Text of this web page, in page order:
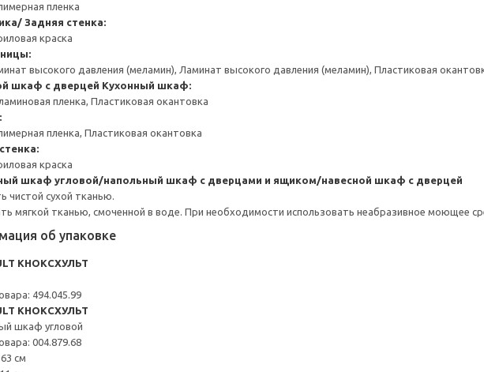
пленка
Задняя стенка:
краска
высокого давления (меламин), Ламинат высокого давления (меламин), Пластиковая
шкаф с дверцей Кухонный шкаф:
пленка, Пластиковая окантовка
пленка, Пластиковая окантовка
краска
шкаф угловой/напольный шкаф с дверцами и ящиком/навесной шкаф с дверцей
чистой сухой тканью.
мягкой тканью, смоченной в воде. При необходимости использовать неабразивное моющее
об упаковке
КНОКСХУЛЬТ
494.045.99
КНОКСХУЛЬТ
шкаф угловой
004.879.68
см